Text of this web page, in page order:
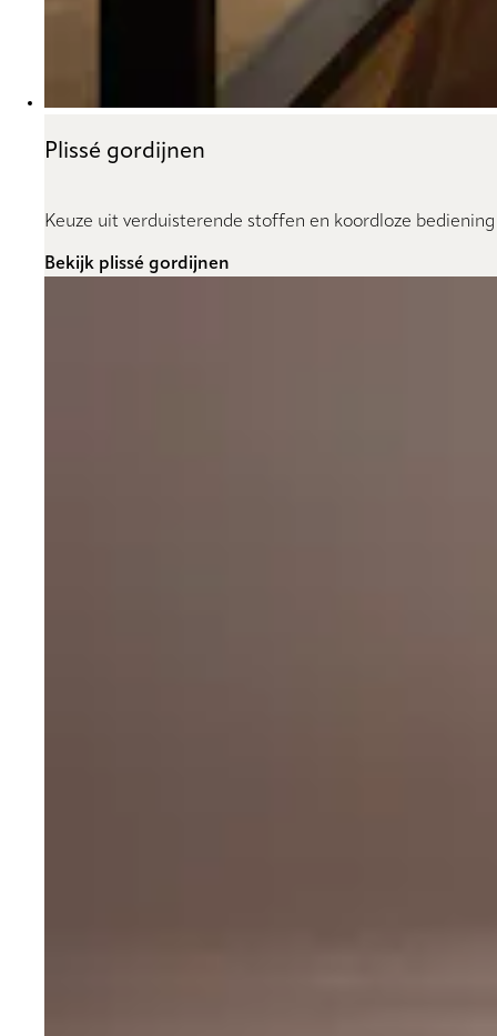
Plissé gordijnen
Keuze uit verduisterende stoffen en koordloze bediening
Bekijk plissé gordijnen